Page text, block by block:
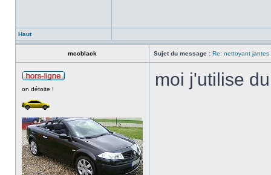
Haut
mccblack Sujet du message : Re: nettoyant jantes
on détoite ! moi j'utilise